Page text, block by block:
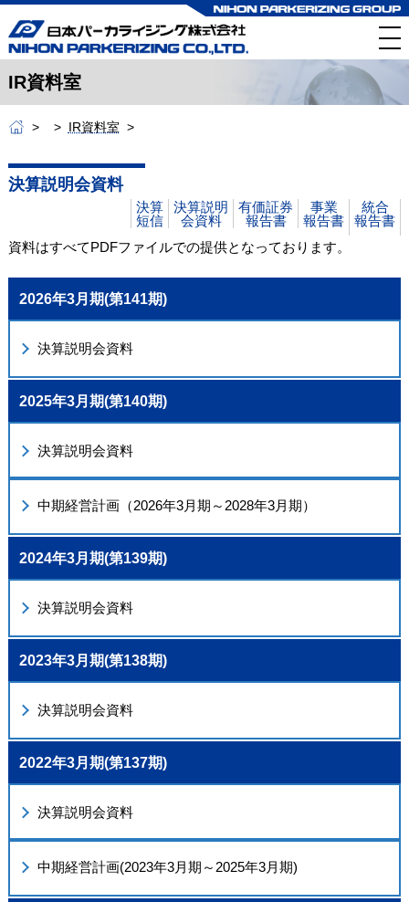
IR資料室
IR資料室
決算説明会資料
決算
短信
決算説明
会資料
有価証券
報告書
事業
報告書
統合
報告書
資料はすべてPDFファイルでの提供となっております。
2026年3月期(第141期)
決算説明会資料
2025年3月期(第140期)
決算説明会資料
中期経営計画（2026年3月期～2028年3月期）
2024年3月期(第139期)
決算説明会資料
2023年3月期(第138期)
決算説明会資料
2022年3月期(第137期)
決算説明会資料
中期経営計画(2023年3月期～2025年3月期)